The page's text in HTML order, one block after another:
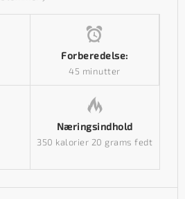
Forberedelse:
45 minutter
Næringsindhold
350 kalorier 20 grams fedt